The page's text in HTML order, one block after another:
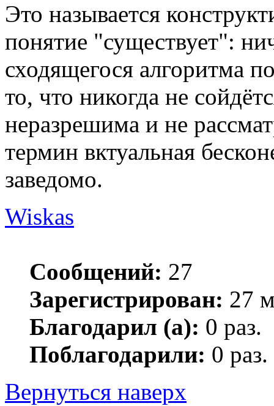
Это называется
понятие "существует":
сходящегося алгоритма
то, что никогда не
неразрешима и не
термин вктуальная
заведомо.
Wiskas
Сообщений: 27
Зарегистрирован: 27
Благодарил (а): 0 раз.
Поблагодарили: 0 раз.
Вернуться наверх